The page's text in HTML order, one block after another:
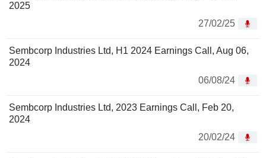
2025
27/02/25
Sembcorp Industries Ltd, H1 2024 Earnings Call, Aug 06,
2024
06/08/24
Sembcorp Industries Ltd, 2023 Earnings Call, Feb 20,
2024
20/02/24